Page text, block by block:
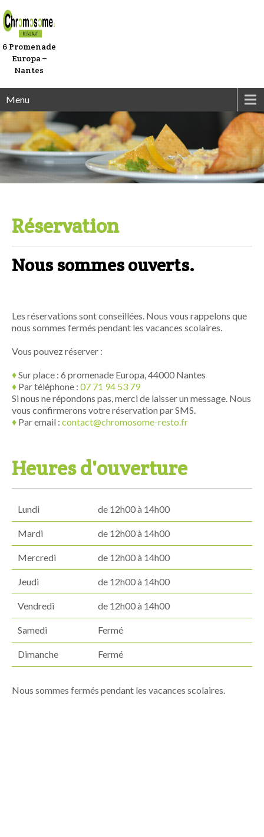
6 Promenade
Europa –
Nantes
Menu
Réservation
Nous sommes ouverts.
Les réservations sont conseillées. Nous vous rappelons que
nous sommes fermés pendant les vacances scolaires.
Vous pouvez réserver :
♦Sur place : 6 promenade Europa, 44000 Nantes
♦ Par téléphone : 07 71 94 53 79
Si nous ne répondons pas, merci de laisser un message. Nous
vous confirmerons votre réservation par SMS.
♦ Par email : contact@chromosome-resto.fr
Heures d'ouverture
Lundi de 12h00 à 14h00
Mardi de 12h00 à 14h00
Mercredi de 12h00 à 14h00
Jeudi de 12h00 à 14h00
Vendredi de 12h00 à 14h00
Samedi Fermé
Dimanche Fermé
Nous sommes fermés pendant les vacances scolaires.